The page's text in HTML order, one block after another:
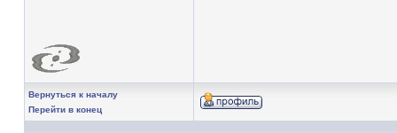
Вернуться к началу
Перейти в конец